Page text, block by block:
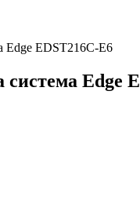
Edge EDST216C-E6
Edge